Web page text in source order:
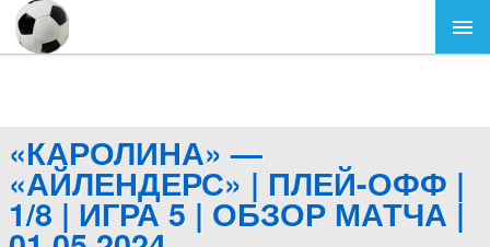
«КАРОЛИНА» —
«АЙЛЕНДЕРС» | ПЛЕЙ-ОФФ |
1/8 | ИГРА 5 | ОБЗОР МАТЧА |